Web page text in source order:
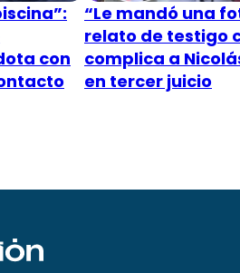
con
“Le mandó una
relato de testigo
complica a
en tercer juicio